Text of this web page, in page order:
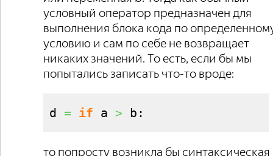
условный оператор предназначен для
выполнения блока кода по
условию и сам по себе не возвращает
никаких значений. То есть, если бы мы
попытались записать что-то вроде:
d = if a > b:
то попросту возникла бы синтаксическая